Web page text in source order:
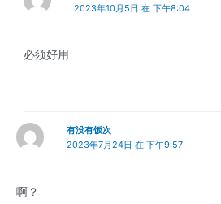
2023年10月5日 在 下午8:04
必须好用
有没有饭次
2023年7月24日 在 下午9:57
啊？